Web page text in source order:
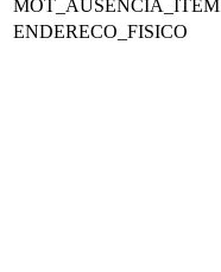
MOT_AUSENCIA_ITEM
ENDERECO_FISICO